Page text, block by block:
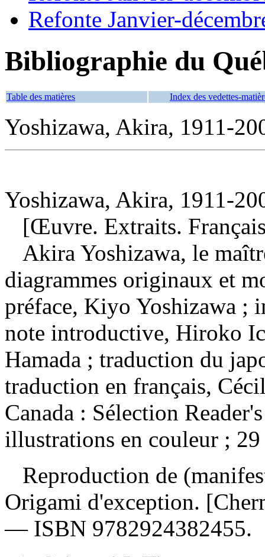
Refonte Janvier-
Bibliographie du
Table des matières Index des vedettes-
Yoshizawa, Akira, 1911-
Yoshizawa, Akira, 1911-
[Œuvre. Extraits.
Akira Yoshizawa, le
diagrammes originaux et
préface, Kiyo Yoshizawa ;
note introductive, Hiroko
Hamada ; traduction du
traduction en français,
Canada : Sélection
illustrations en couleur ;
Reproduction de
Origami d'exception.
— ISBN 9782924382455.